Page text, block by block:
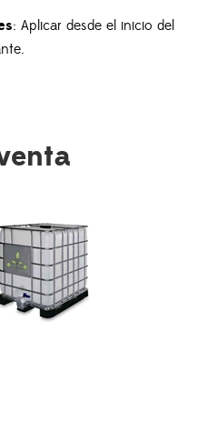
: Aplicar desde el inicio del